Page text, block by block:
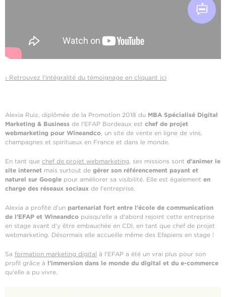
› Retrouvez l'intégralité du témoignage en cliquant ici
Alexia Ruiz, diplômée de la Promotion 2018 du MBA Spécialisé Digital
Marketing & Business de l'EFAP Bordeaux est chef de projet
webmarketing pour Wineandco, un site de vente en ligne de vins,
champagnes et spiritueux en France et dans le monde.
En tant que chef de projet webmarketing, ses missions sont d'animer le
site internet mais surtout de gérer son référencement payant et
naturel sur Google pour améliorer sa visibilité. Elle est également en
charge des réseaux sociaux de l'entreprise.
Alexia a profité d'un partenariat fort entre l'école de communication
de l'EFAP et Wineandco puisqu'elle a d'abord rejoint cette entreprise
en stage avant d'y être embauchée en CDI, en tant que chef de projet
webmarketing. Désormais elle accueille même des Efapiens en stage !
Sa formation marketing digital à l'EFAP a été un vrai plus pour son
profil grâce à l'immersion dans le monde du digital et du e-commerce
qu'elle a pu vivre.